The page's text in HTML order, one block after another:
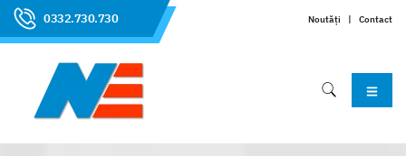
0332.730.730 Noutăți | Contact